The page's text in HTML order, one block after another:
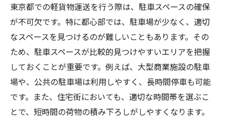
東京都での軽貨物運送を行う際は、駐車スペースの確保
が不可欠です。特に都心部では、駐車場が少なく、適切
なスペースを見つけるのが難しいこともあります。その
ため、駐車スペースが比較的見つけやすいエリアを把握
しておくことが重要です。例えば、大型商業施設の駐車
場や、公共の駐車場は利用しやすく、長時間停車も可能
です。また、住宅街においても、適切な時間帯を選ぶこ
とで、短時間の荷物の積み下ろしがしやすくなります。